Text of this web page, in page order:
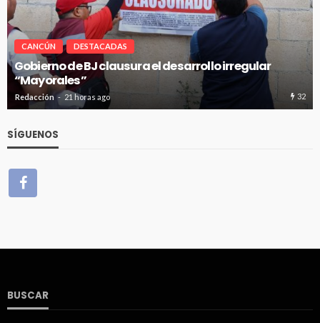
32
CANCÚN
Pablo Bustamante acompaña a familias
Hospital General de Cancún
Redacción
SÍGUENOS
BUSCAR